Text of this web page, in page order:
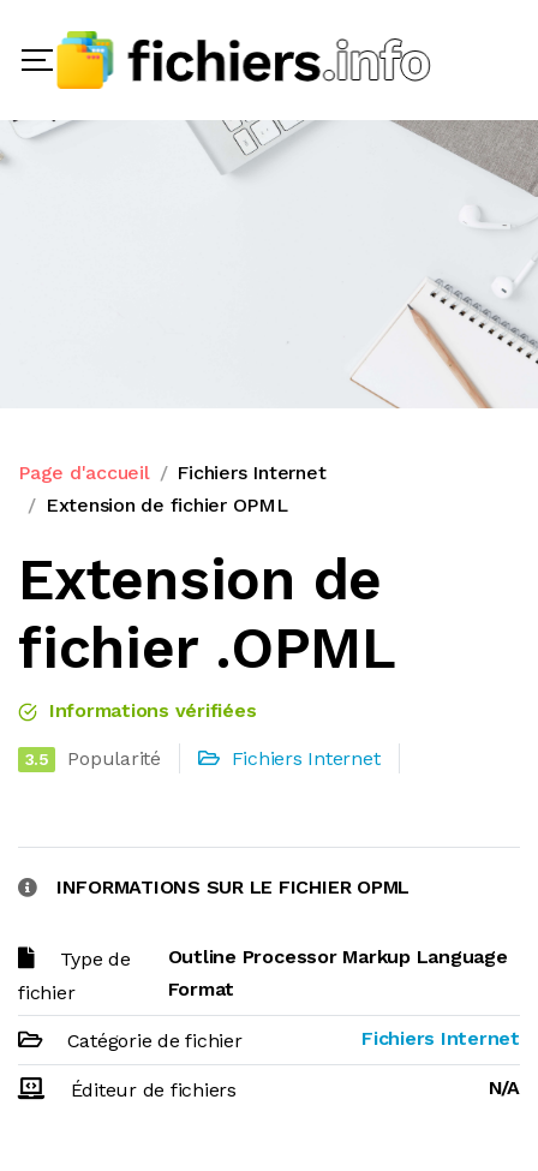
Page d'accueil
Fichiers Internet
Extension de fichier OPML
Extension de
fichier .OPML
Informations vérifiées
3.5 Popularité Fichiers Internet
INFORMATIONS SUR LE FICHIER OPML
Type de
fichier
Outline Processor Markup Language
Format
Catégorie de fichier Fichiers Internet
Éditeur de fichiers N/A